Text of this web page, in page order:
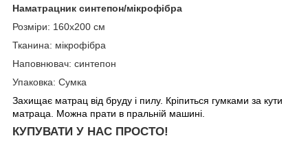
Наматрацник синтепон/мікрофібра
Розміри: 160х200 см
Тканина: мікрофібра
Наповнювач: синтепон
Упаковка: Сумка
Захищає матрац від бруду і пилу. Кріпиться гумками за кути
матраца. Можна прати в пральній машині.
КУПУВАТИ У НАС ПРОСТО!